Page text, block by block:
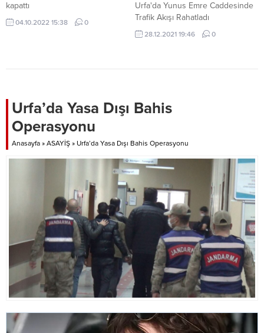
kapattı
04.10.2022 15:38 0
Urfa'da Yunus Emre Caddesinde
Trafik Akışı Rahatladı
28.12.2021 19:46 0
Urfa’da Yasa Dışı Bahis
Operasyonu
Anasayfa » ASAYİŞ » Urfa’da Yasa Dışı Bahis Operasyonu